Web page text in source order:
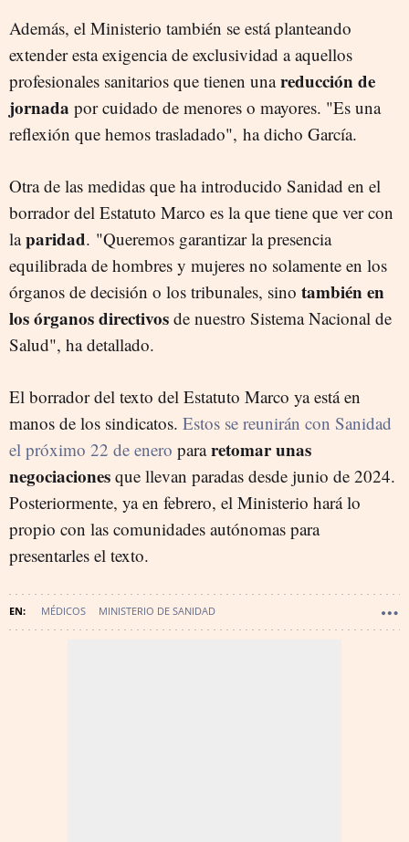
Además, el Ministerio también se está planteando
extender esta exigencia de exclusividad a aquellos
profesionales sanitarios que tienen unareducción de
jornada por cuidado de menores o mayores. "Es una
reflexión que hemos trasladado", ha dicho García.
Otra de las medidas que ha introducido Sanidad en el
borrador del Estatuto Marco es la que tiene que ver con
laparidad. "Queremos garantizar la presencia
equilibrada de hombres y mujeres no solamente en los
órganos de decisión o los tribunales, sino también en
losórganos directivos de nuestro Sistema Nacional de
Salud", ha detallado.
El borrador del texto del Estatuto Marco ya está en
manos de los sindicatos. Estos se reunirán con Sanidad
el próximo 22 de enero pararetomar unas
negociaciones que llevan paradas desde junio de 2024.
Posteriormente, ya en febrero, el Ministerio hará lo
propio con las comunidades autónomas para
presentarles el texto.
MÉDICOS MINISTERIO DE SANIDAD